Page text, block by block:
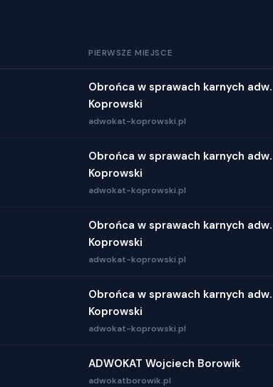
PIERWSZE MIEJSCE
Obrońca w sprawach karnych
Koprowski
adwokat-koprowski.pl
Obrońca w sprawach karnych
Koprowski
adwokat-koprowski.pl
Obrońca w sprawach karnych
Koprowski
adwokat-koprowski.pl
Obrońca w sprawach karnych
Koprowski
adwokat-koprowski.pl
ADWOKAT Wojciech Borowik
adwokatborowik.pl